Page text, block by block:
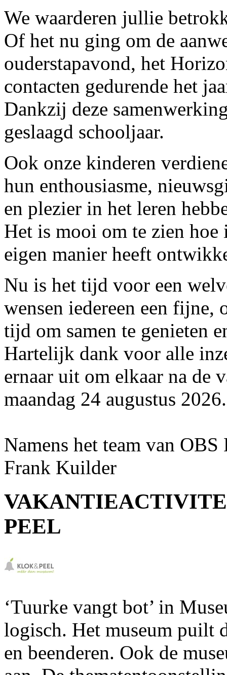
We waarderen jullie
Of het nu ging om de
ouderstapavond, het
contacten gedurende het
Dankzij deze
geslaagd schooljaar.
Ook onze kinderen
hun enthousiasme,
en plezier in het leren
Het is mooi om te zien
eigen manier heeft
Nu is het tijd voor een
wensen iedereen een fijne,
tijd om samen te genieten
Hartelijk dank voor alle
ernaar uit om elkaar na de
maandag 24 augustus 2026.
Namens het team van
Frank Kuilder
PEEL
‘Tuurke vangt bot’ in
logisch. Het museum puilt
en beenderen. Ook de